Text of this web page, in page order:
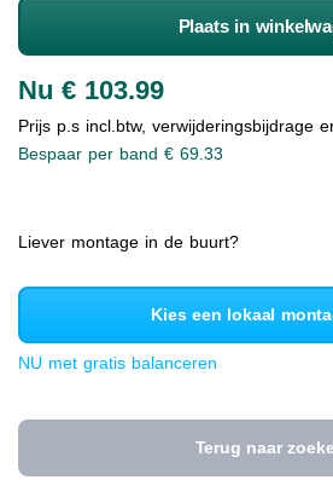
Plaats in
Nu € 103.99
Prijs p.s incl.btw, verwijderingsbijdrage
Bespaar per band € 69.33
Liever montage in de buurt?
Kies een lokaal
NU met gratis balanceren
Terug naar